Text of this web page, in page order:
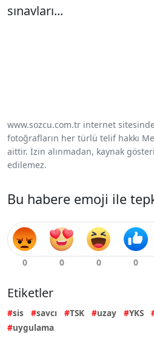
sınavları...
www.sozcu.com.tr internet
fotoğrafların her türlü telif hakkı
aittir. İzin alınmadan, kaynak
edilemez.
Bu habere emoji ile
Etiketler
sis savcı TSK uzay YKS
uygulama